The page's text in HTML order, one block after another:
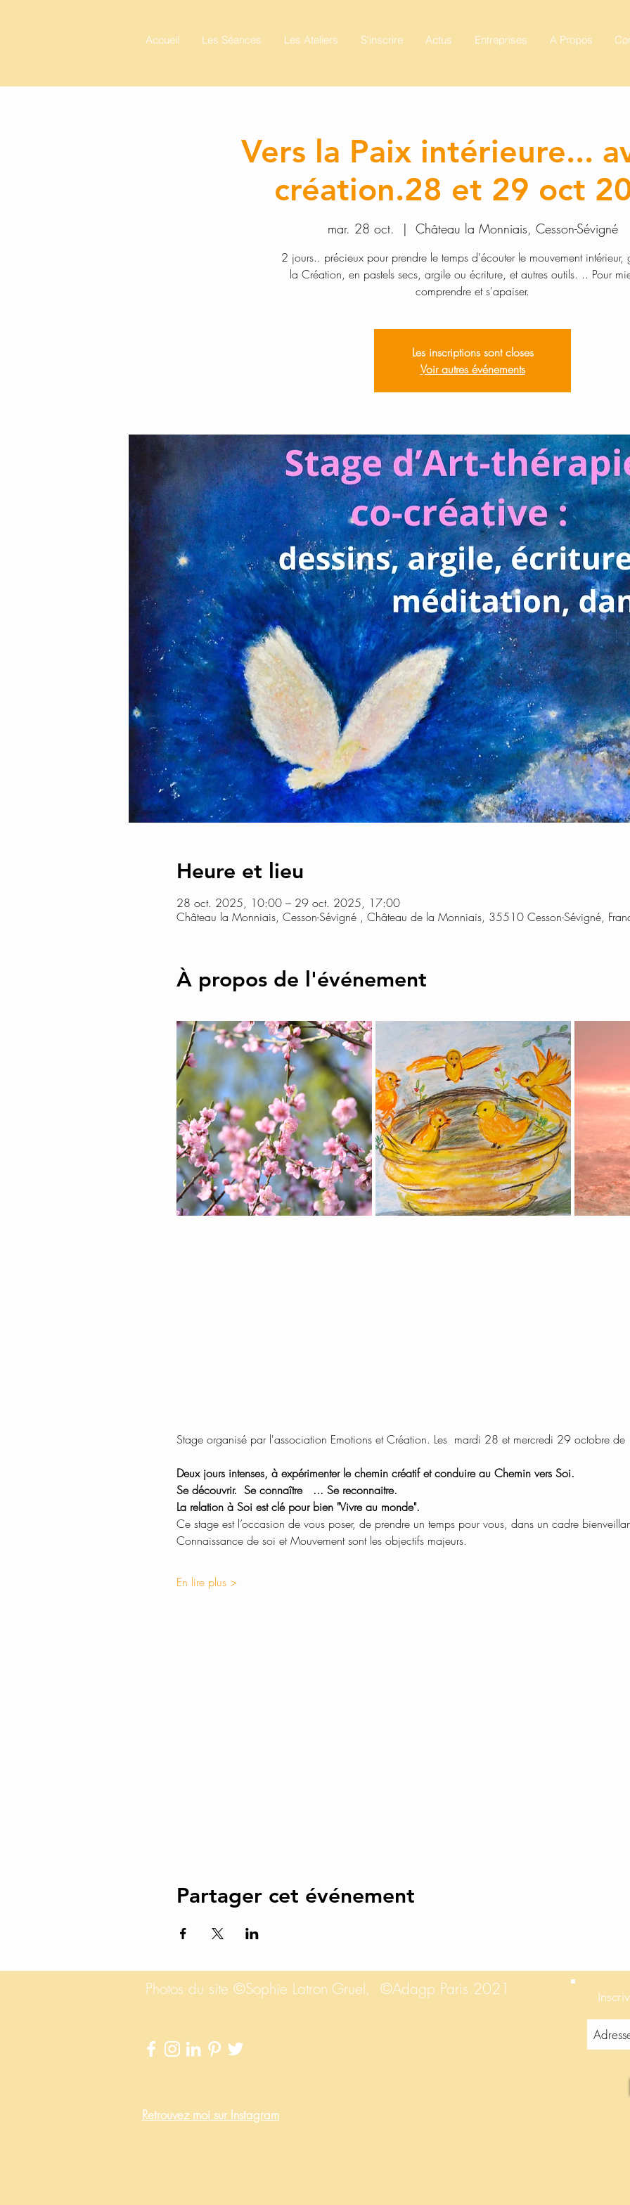
Accueil Les Séances Les Ateliers S'inscrire Actus Entreprises A Propos
Vers la Paix intérieure...
création.28 et 29 oct
mar. 28 oct.
  |
Château la Monniais, Cesson-Sévigné
2 jours.. précieux pour prendre le temps d'écouter le mouvement intérieur,
la Création, en pastels secs, argile ou écriture, et autres outils. .. Pour
comprendre et s'apaiser.
Les inscriptions sont closes
Voir autres événements
Heure et lieu
28 oct. 2025, 10:00 – 29 oct. 2025, 17:00
Château la Monniais, Cesson-Sévigné , Château de la Monniais, 35510 Cesson-Sévigné,
À propos de l'événement
Stage organisé par l'association Emotions et Création. Les  mardi 28 et mercredi 29 octobre
Deux jours intenses, à expérimenter le chemin créatif et conduire au Chemin vers Soi.
Se découvrir.  Se connaître   ... Se reconnaitre.
La relation à Soi est clé pour bien "Vivre au monde".
Ce stage est l’occasion de vous poser, de prendre un temps pour vous, dans un cadre
Connaissance de soi et Mouvement sont les objectifs majeurs.
En lire plus >
Partager cet événement
Photos du site ©Sophie Latron Gruel, ©Adagp Paris 2021
Retrouvezmoi sur Instagram